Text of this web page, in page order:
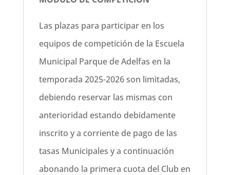
Las plazas para participar en los
equipos de competición de la Escuela
Municipal Parque de Adelfas en la
temporada 2025-2026 son limitadas,
debiendo reservar las mismas con
anterioridad estando debidamente
inscrito y a corriente de pago de las
tasas Municipales y a continuación
abonando la primera cuota del Club en